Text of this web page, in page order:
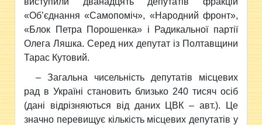
«Об’єднання «Самопоміч», «Народний фронт»,
«Блок Петра Порошенка» і Радикальної партії
Олега Ляшка. Серед них депутат із Полтавщини
Тарас Кутовий.
– Загальна чисельність депутатів місцевих
рад в Україні становить близько 240 тисяч осіб
(дані відрізняються від даних ЦВК – авт.). Це
значно перевищує кількість місцевих депутатів у